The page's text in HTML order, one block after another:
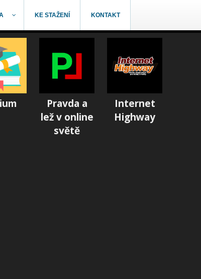
KE STAŽENÍ KONTAKT
Pravda a
lež v online
světě
Internet
Highway